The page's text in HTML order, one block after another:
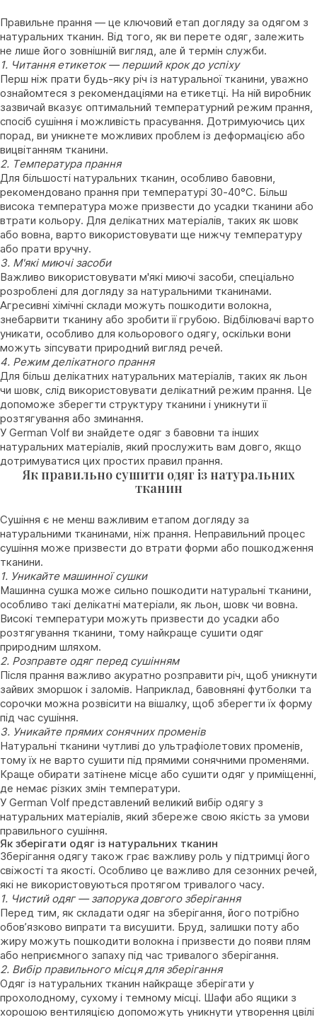
Правильне прання — це ключовий етап догляду за одягом з
натуральних тканин. Від того, як ви перете одяг, залежить
не лише його зовнішній вигляд, але й термін служби.
1. Читання етикеток — перший крок до успіху
Перш ніж прати будь-яку річ із натуральної тканини, уважно
ознайомтеся з рекомендаціями на етикетці. На ній виробник
зазвичай вказує оптимальний температурний режим прання,
спосіб сушіння і можливість прасування. Дотримуючись цих
порад, ви уникнете можливих проблем із деформацією або
вицвітанням тканини.
2. Температура прання
Для більшості натуральних тканин, особливо бавовни,
рекомендовано прання при температурі 30-40°C. Більш
висока температура може призвести до усадки тканини або
втрати кольору. Для делікатних матеріалів, таких як шовк
або вовна, варто використовувати ще нижчу температуру
або прати вручну.
3. М'які миючі засоби
Важливо використовувати м'які миючі засоби, спеціально
розроблені для догляду за натуральними тканинами.
Агресивні хімічні склади можуть пошкодити волокна,
знебарвити тканину або зробити її грубою. Відбілювачі варто
уникати, особливо для кольорового одягу, оскільки вони
можуть зіпсувати природний вигляд речей.
4. Режим делікатного прання
Для більш делікатних натуральних матеріалів, таких як льон
чи шовк, слід використовувати делікатний режим прання. Це
допоможе зберегти структуру тканини і уникнути її
розтягування або зминання.
У German Volf ви знайдете одяг з бавовни та інших
натуральних матеріалів, який прослужить вам довго, якщо
дотримуватися цих простих правил прання.
Як правильно сушити одяг із натуральних
тканин
Сушіння є не менш важливим етапом догляду за
натуральними тканинами, ніж прання. Неправильний процес
сушіння може призвести до втрати форми або пошкодження
тканини.
1. Уникайте машинної сушки
Машинна сушка може сильно пошкодити натуральні тканини,
особливо такі делікатні матеріали, як льон, шовк чи вовна.
Високі температури можуть призвести до усадки або
розтягування тканини, тому найкраще сушити одяг
природним шляхом.
2. Розправте одяг перед сушінням
Після прання важливо акуратно розправити річ, щоб уникнути
зайвих зморшок і заломів. Наприклад, бавовняні футболки та
сорочки можна розвісити на вішалку, щоб зберегти їх форму
під час сушіння.
3. Уникайте прямих сонячних променів
Натуральні тканини чутливі до ультрафіолетових променів,
тому їх не варто сушити під прямими сонячними променями.
Краще обирати затінене місце або сушити одяг у приміщенні,
де немає різких змін температури.
У German Volf представлений великий вибір одягу з
натуральних матеріалів, який збереже свою якість за умови
правильного сушіння.
Як зберігати одяг із натуральних тканин
Зберігання одягу також грає важливу роль у підтримці його
свіжості та якості. Особливо це важливо для сезонних речей,
які не використовуються протягом тривалого часу.
1. Чистий одяг — запорука довгого зберігання
Перед тим, як складати одяг на зберігання, його потрібно
обов’язково випрати та висушити. Бруд, залишки поту або
жиру можуть пошкодити волокна і призвести до появи плям
або неприємного запаху під час тривалого зберігання.
2. Вибір правильного місця для зберігання
Одяг із натуральних тканин найкраще зберігати у
прохолодному, сухому і темному місці. Шафи або ящики з
хорошою вентиляцією допоможуть уникнути утворення цвілі